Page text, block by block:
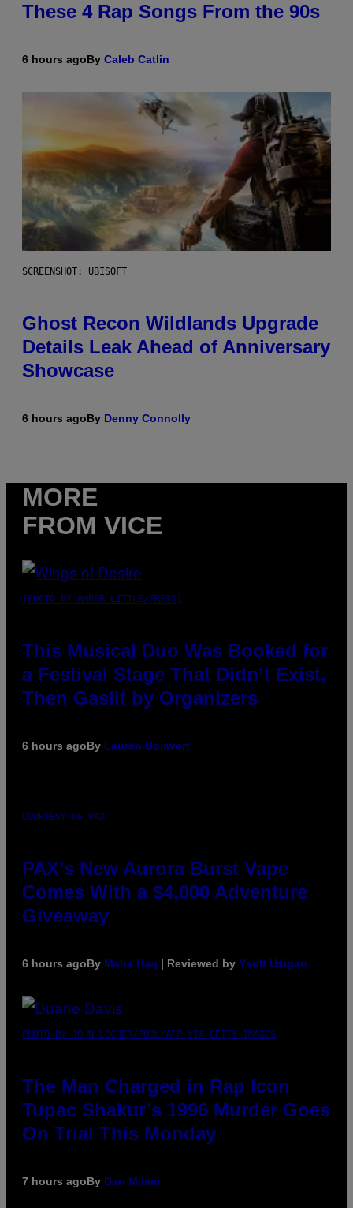
These 4 Rap Songs From the 90s
6 hours agoBy Caleb Catlin
SCREENSHOT: UBISOFT
Ghost Recon Wildlands Upgrade
Details Leak Ahead of Anniversary
Showcase
6 hours agoBy Denny Connolly
MORE
FROM VICE
(PHOTO BY AMBER LITTLE/PRESS)
This Musical Duo Was Booked for
a Festival Stage That Didn’t Exist,
Then Gaslit by Organizers
6 hours agoBy Lauren Boisvert
COURTESY OF PAX
PAX’s New Aurora Burst Vape
Comes With a $4,000 Adventure
Giveaway
6 hours agoBy Maha Haq | Reviewed by Ysolt Usigan
PHOTO BY JOHN LOCHER/POOL/AFP VIA GETTY IMAGES
The Man Charged in Rap Icon
Tupac Shakur’s 1996 Murder Goes
On Trial This Monday
7 hours agoBy Dan Milam